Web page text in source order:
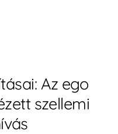
Az ego
szellemi